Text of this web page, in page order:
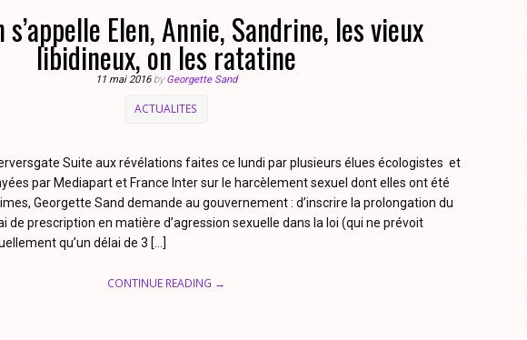
s’appelle Elen, Annie, Sandrine, les vieux
libidineux, on les ratatine
11 mai 2016byGeorgette Sand
ACTUALITES
Suite aux révélations faites ce lundi par plusieurs élues écologistes et
par Mediapart et France Inter sur le harcèlement sexuel dont elles ont été
Georgette Sand demande au gouvernement : d’inscrire la prolongation du
de prescription en matière d’agression sexuelle dans la loi (qui ne prévoit
qu’un délai de 3 […]
CONTINUE READING →